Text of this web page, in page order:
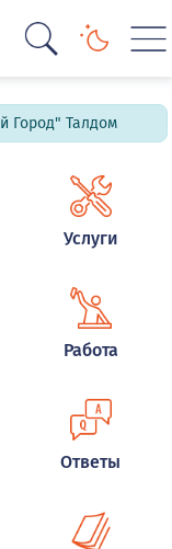
Город" Талдом
Услуги
Работа
Ответы